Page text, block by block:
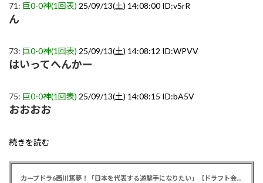
71: 巨0-0神(1回表) 25/09/13(土) 14:08:00 ID:vSrR
ん
73: 巨0-0神(1回表) 25/09/13(土) 14:08:12 ID:WPVV
はいってへんかー
75: 巨0-0神(1回表) 25/09/13(土) 14:08:15 ID:bA5V
おおおお
続きを読む
カープドラ6西川篤夢！「日本を代表する遊撃手になりたい」【ドラフト会議2025】